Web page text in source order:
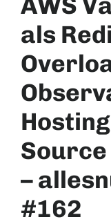
als
Source
–
#162